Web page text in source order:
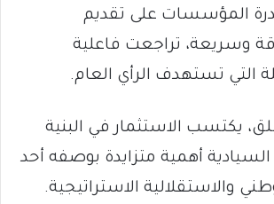
المؤسسات على تقديم
وسريعة، تراجعت فاعلية
التي تستهدف الرأي العام.
يكتسب الاستثمار في البنية
السيادية أهمية متزايدة بوصفه أحد
والاستقلالية الاستراتيجية.